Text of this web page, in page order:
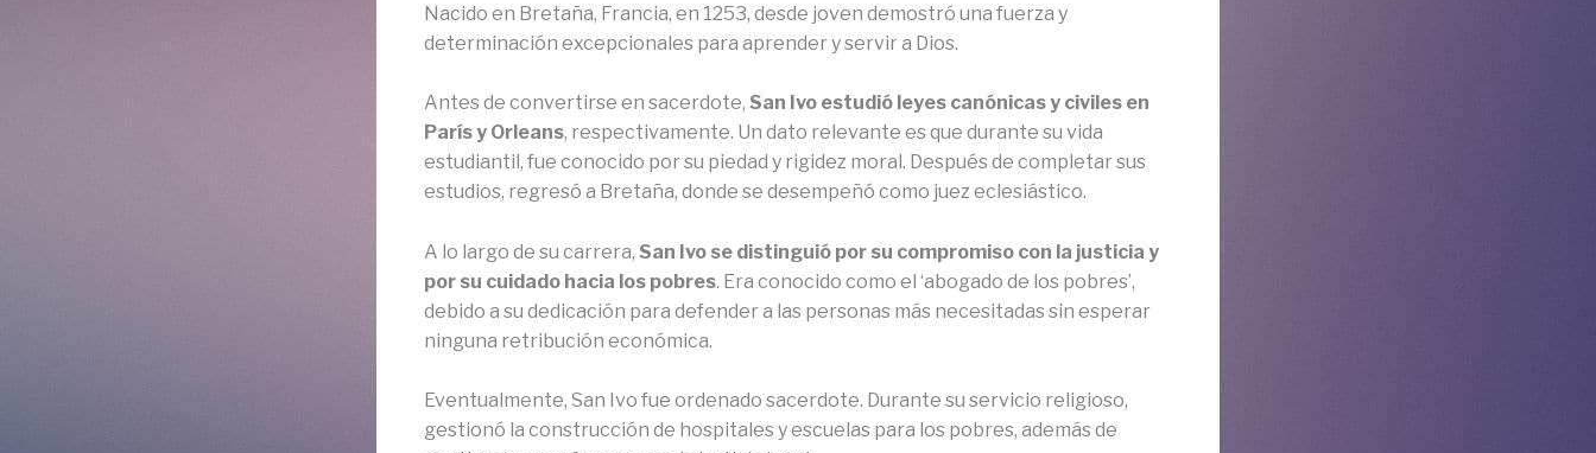
Nacido en Bretaña, Francia, en 1253, desde joven demostró una fuerza y
determinación excepcionales para aprender y servir a Dios.
Antes de convertirse en sacerdote, San Ivo estudió leyes canónicas y civiles en
París y Orleans, respectivamente. Un dato relevante es que durante su vida
estudiantil, fue conocido por su piedad y rigidez moral. Después de completar sus
estudios, regresó a Bretaña, donde se desempeñó como juez eclesiástico.
A lo largo de su carrera, San Ivo se distinguió por su compromiso con la justicia y
por su cuidado hacia los pobres. Era conocido como el ‘abogado de los pobres’,
debido a su dedicación para defender a las personas más necesitadas sin esperar
ninguna retribución económica.
Eventualmente, San Ivo fue ordenado sacerdote. Durante su servicio religioso,
gestionó la construcción de hospitales y escuelas para los pobres, además de